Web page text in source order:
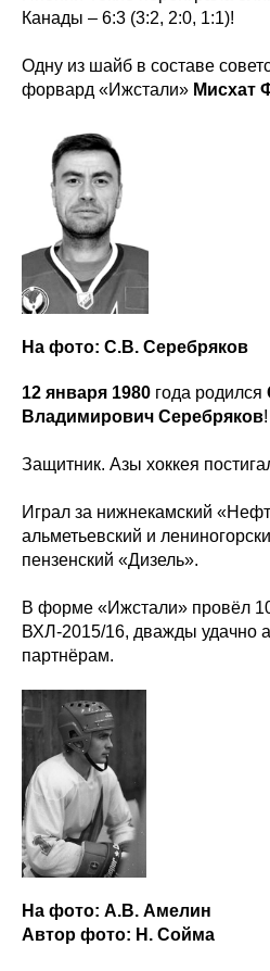
Канады – 6:3 (3:2, 2:0, 1:1)!
Одну из шайб в составе
форвард «Ижстали» Мисхат
На фото: С.В. Серебряков
12 января 1980 года родился
Владимирович Серебряков!
Защитник. Азы хоккея
Играл за нижнекамский
альметьевский и
пензенский «Дизель».
В форме «Ижстали» провёл
ВХЛ-2015/16, дважды удачно
партнёрам.
На фото: А.В. Амелин
Автор фото: Н. Сойма